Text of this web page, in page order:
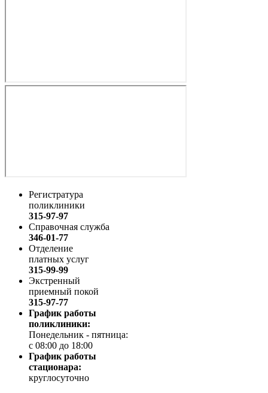
Регистратура
поликлиники
315-97-97
Справочная служба
346-01-77
Отделение
платных услуг
315-99-99
Экстренный
приемный покой
315-97-77
График работы
поликлиники:
Понедельник - пятница:
с 08:00 до 18:00
График работы
стационара:
круглосуточно